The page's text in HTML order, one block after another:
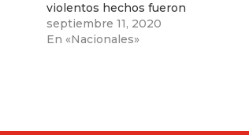
violentos hechos fueron
destituidos de la institución.
septiembre 11, 2020
En «Nacionales»